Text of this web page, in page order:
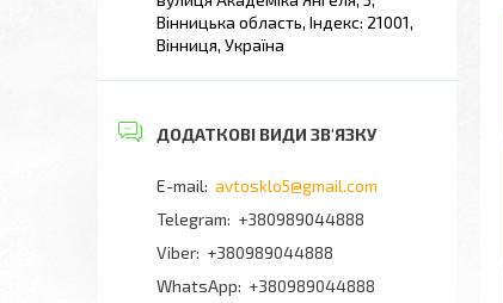
Вінницька область, Індекс: 21001,
Вінниця, Україна
avtosklo5@gmail.com
+380989044888
+380989044888
+380989044888